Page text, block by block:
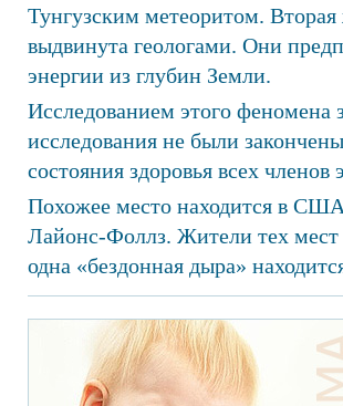
Тунгузским метеоритом.
выдвинута геологами. Они
энергии из глубин Земли.
Исследованием этого
исследования не были
состояния здоровья всех членов
Похожее место находится в
Лайонс-Фоллз. Жители тех
одна «бездонная дыра»